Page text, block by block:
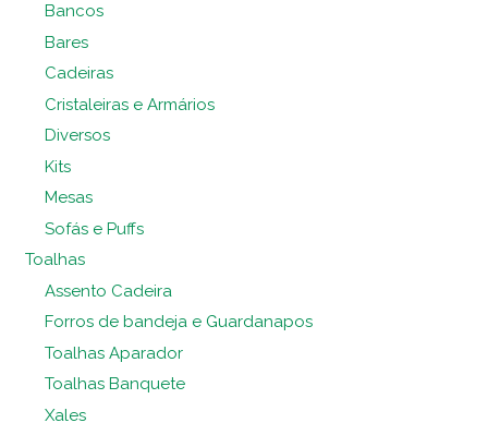
Bancos
Bares
Cadeiras
Cristaleiras e Armários
Diversos
Kits
Mesas
Sofás e Puffs
Toalhas
Assento Cadeira
Forros de bandeja e Guardanapos
Toalhas Aparador
Toalhas Banquete
Xales